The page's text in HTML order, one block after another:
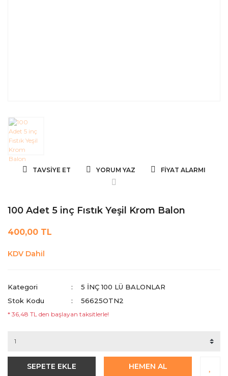
TAVSIYE ET YORUM YAZ FIYAT ALARMI
100 Adet 5 inç Fıstık Yeşil Krom Balon
400,00 TL
KDV Dahil
Kategori
5 INÇ 100 LÜ BALONLAR
Stok Kodu
56625OTN2
* 36,48 TL den başlayan taksitlerle!
SEPETE EKLE HEMEN AL